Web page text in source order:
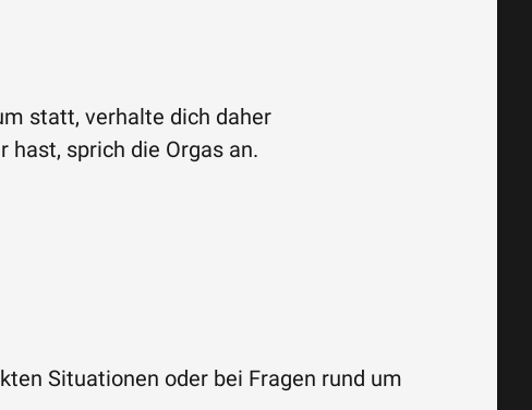
statt, verhalte dich daher
sprich die Orgas an.
Situationen oder bei Fragen rund um